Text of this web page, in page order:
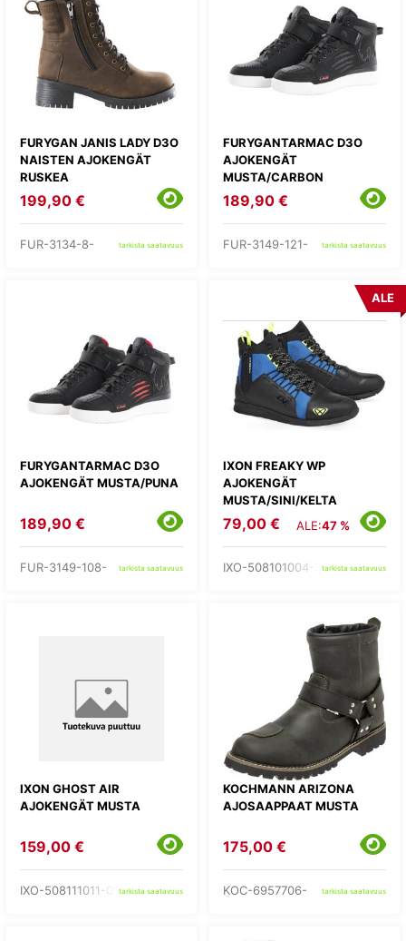
FURYGAN JANIS LADY D3O
NAISTEN AJOKENGÄT
RUSKEA
199,90 €
FUR-3134-8- tarkista saatavuus
FURYGANTARMAC D3O
AJOKENGÄT
MUSTA/CARBON
189,90 €
FUR-3149-121- tarkista saatavuus
FURYGANTARMAC D3O
AJOKENGÄT MUSTA/PUNA
189,90 €
FUR-3149-108- tarkista saatavuus
IXON FREAKY WP
AJOKENGÄT
MUSTA/SINI/KELTA
ALE
79,00 € ALE:47 %
IXO-508101004-35-tarkista saatavuus
IXON GHOST AIR
AJOKENGÄT MUSTA
159,00 €
IXO-508111011-01-tarkista saatavuus
KOCHMANN ARIZONA
AJOSAAPPAAT MUSTA
175,00 €
KOC-6957706- tarkista saatavuus